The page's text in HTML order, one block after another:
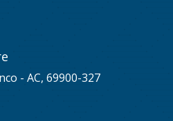
- AC, 69900-327